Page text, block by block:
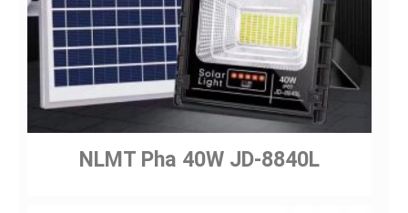
NLMT Pha 40W JD-8840L